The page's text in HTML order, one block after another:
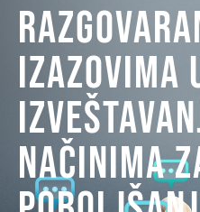
izazovima
načinima